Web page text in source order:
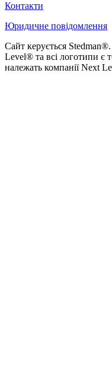
Контакти
Юридичне повідомлення
Сайт керується
Level® та всі логотипи є
належать компанії Next